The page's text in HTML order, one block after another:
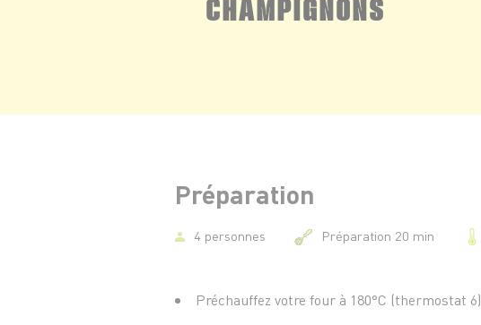
Préparation
4 personnes Préparation 20 min
Préchauffez votre four à 180°C (thermostat 6).